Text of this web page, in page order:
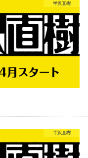
半沢直樹
半沢直樹